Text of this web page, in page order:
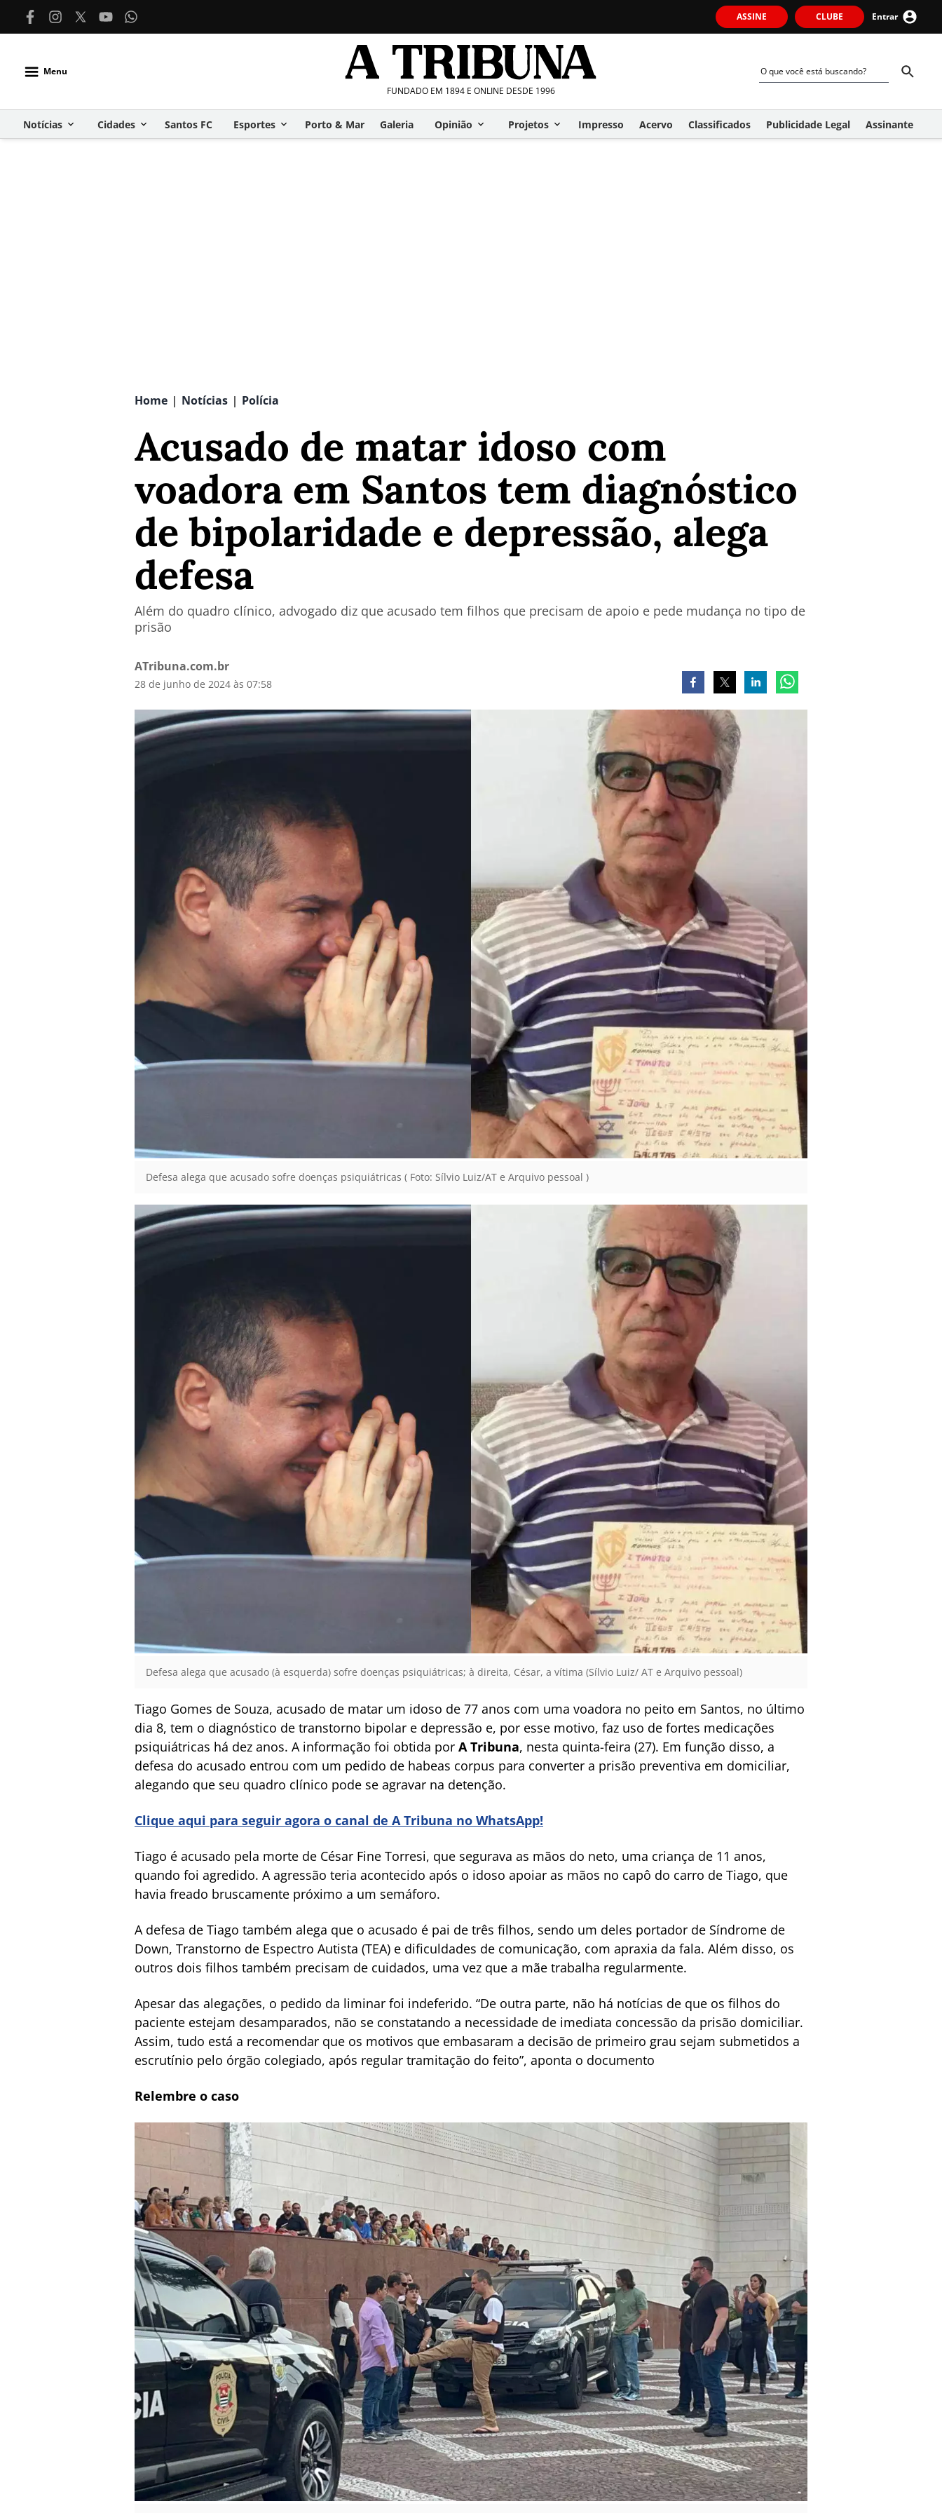
ASSINE CLUBE Entrar
Menu
FUNDADO EM 1894 E ONLINE DESDE 1996
Notícias Cidades Santos FC Esportes Porto & Mar Galeria Opinião Projetos Impresso Acervo Classificados Publicidade Legal Assinante
Home | Notícias | Polícia
Acusado de matar idoso com
voadora em Santos tem diagnóstico
de bipolaridade e depressão, alega
defesa
Além do quadro clínico, advogado diz que acusado tem filhos que precisam de apoio e pede mudança no tipo de
prisão
ATribuna.com.br
28 de junho de 2024 às 07:58
Defesa alega que acusado sofre doenças psiquiátricas ( Foto: Sílvio Luiz/AT e Arquivo pessoal )
Defesa alega que acusado (à esquerda) sofre doenças psiquiátricas; à direita, César, a vítima (Sílvio Luiz/ AT e Arquivo pessoal)
Tiago Gomes de Souza, acusado de matar um idoso de 77 anos com uma voadora no peito em Santos, no último
dia 8, tem o diagnóstico de transtorno bipolar e depressão e, por esse motivo, faz uso de fortes medicações
psiquiátricas há dez anos. A informação foi obtida por A Tribuna, nesta quinta-feira (27). Em função disso, a
defesa do acusado entrou com um pedido de habeas corpus para converter a prisão preventiva em domiciliar,
alegando que seu quadro clínico pode se agravar na detenção.
Clique aqui para seguir agora o canal de A Tribuna no WhatsApp!
Tiago é acusado pela morte de César Fine Torresi, que segurava as mãos do neto, uma criança de 11 anos,
quando foi agredido. A agressão teria acontecido após o idoso apoiar as mãos no capô do carro de Tiago, que
havia freado bruscamente próximo a um semáforo.
A defesa de Tiago também alega que o acusado é pai de três filhos, sendo um deles portador de Síndrome de
Down, Transtorno de Espectro Autista (TEA) e dificuldades de comunicação, com apraxia da fala. Além disso, os
outros dois filhos também precisam de cuidados, uma vez que a mãe trabalha regularmente.
Apesar das alegações, o pedido da liminar foi indeferido. “De outra parte, não há notícias de que os filhos do
paciente estejam desamparados, não se constatando a necessidade de imediata concessão da prisão domiciliar.
Assim, tudo está a recomendar que os motivos que embasaram a decisão de primeiro grau sejam submetidos a
escrutínio pelo órgão colegiado, após regular tramitação do feito”, aponta o documento
Relembre o caso